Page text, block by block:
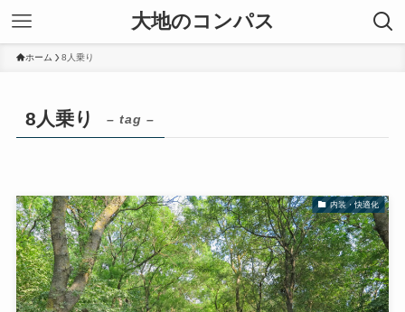
大地のコンパス
ホーム 8人乗り
8人乗り – tag –
内装・快適化